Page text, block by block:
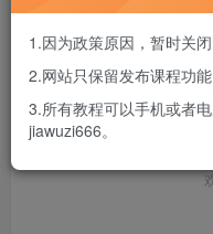
1.因为政策原因，暂时关
2.网站只保留发布课程功
3.所有教程可以手机或者
jiawuzi666。